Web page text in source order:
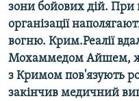
зони бойових дій. При
організації
вогню. Крим.Реалії
Мохаммедом Айшем,
з Кримом пов'язують
закінчив медичний